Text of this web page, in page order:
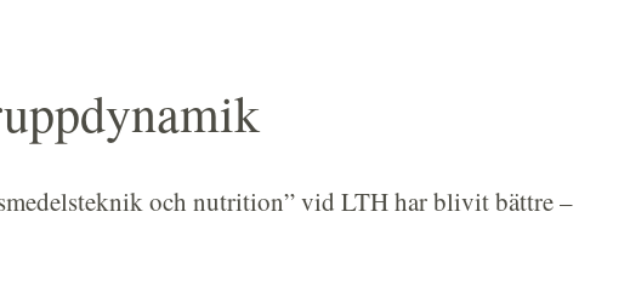
och nutrition” vid LTH har blivit bättre –